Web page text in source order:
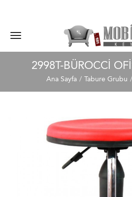
2998T-BÜROCCI
Ana Sayfa Tabure Grubu